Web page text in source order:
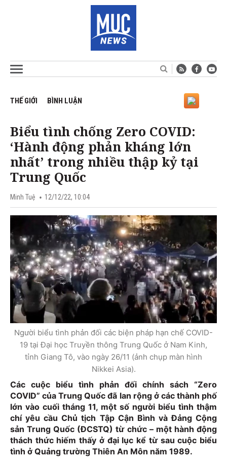
THẾ GIỚI BÌNH LUẬN
Biểu tình chống Zero COVID:
‘Hành động phản kháng lớn
nhất’ trong nhiều thập kỷ tại
Trung Quốc
Minh Tuệ 12/12/22, 10:04
Người biểu tình phản đối các biện pháp hạn chế COVID-
19 tại Đại học Truyền thông Trung Quốc ở Nam Kinh,
tỉnh Giang Tô, vào ngày 26/11 (ảnh chụp màn hình
Nikkei Asia).
Các cuộc biểu tình phản đối chính sách “Zero
COVID” của Trung Quốc đã lan rộng ở các thành phố
lớn vào cuối tháng 11, một số người biểu tình thậm
chí yêu cầu Chủ tịch Tập Cận Bình và Đảng Cộng
sản Trung Quốc (ĐCSTQ) từ chức – một hành động
thách thức hiếm thấy ở đại lục kể từ sau cuộc biểu
tình ở Quảng trường Thiên An Môn năm 1989.